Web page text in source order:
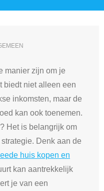
manier zijn om je
biedt niet alleen een
inkomsten, maar de
kan ook toenemen.
Het is belangrijk om
Denk aan de
huis kopen en
kan aantrekkelijk
je van een